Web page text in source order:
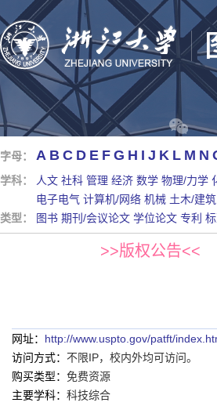
字母： A B C D E F G H I J K L M N
学科： 人文 社科 管理 经济 数学 物理/力学
电子电气 计算机/网络 机械 土木/建筑
类型：
图书 期刊/会议论文 学位论文 专利
>>版权公告<<
网址： http://www.uspto.gov/patft/
访问方式： 不限IP，校内外均可访问。
购买类型： 免费资源
主要学科： 科技综合